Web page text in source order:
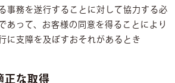
事務を遂行することに対して協力する必
あって、お客様の同意を得ることにより
に支障を及ぼすおそれがあるとき
正な取得